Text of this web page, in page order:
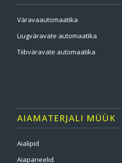
Väravaautomaatika
Liugväravate automaatika
Tiibväravate automaatika
AIAMATERJALI MÜÜK
Aialipid
Aiapaneelid